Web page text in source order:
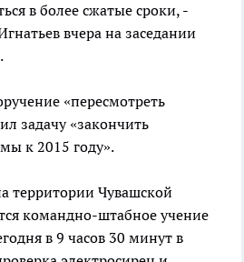
в более сжатые сроки, -
вчера на заседании
«пересмотреть
задачу «закончить
к 2015 году».
территории Чувашской
командно-штабное учение
в 9 часов 30 минут в